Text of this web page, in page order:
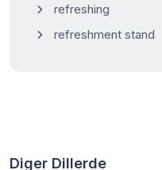
refreshing
refreshment stand
Diger Dillerde